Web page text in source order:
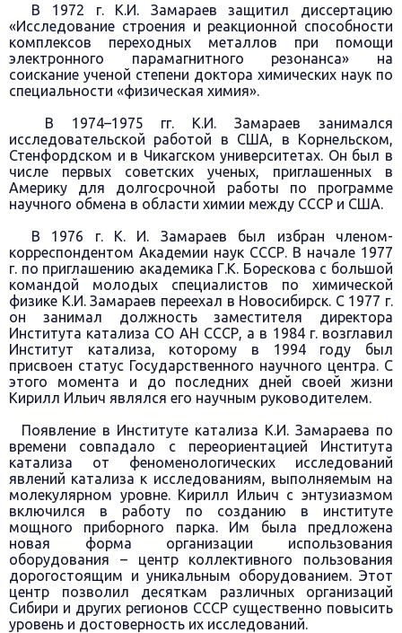
В 1972 г. К.И. Замараев защитил диссертацию
«Исследование строения и реакционной способности
комплексов переходных металлов при помощи
электронного парамагнитного резонанса» на
соискание ученой степени доктора химических наук по
специальности «физическая химия».
В 1974–1975 гг. К.И. Замараев занимался
исследовательской работой в США, в Корнельском,
Стенфордском и в Чикагском университетах. Он был в
числе первых советских ученых, приглашенных в
Америку для долгосрочной работы по программе
научного обмена в области химии между СССР и США.
В 1976 г. К. И. Замараев был избран членом-
корреспондентом Академии наук СССР. В начале 1977
г. по приглашению академика Г.К. Борескова с большой
командой молодых специалистов по химической
физике К.И. Замараев переехал в Новосибирск. С 1977 г.
он занимал должность заместителя директора
Института катализа СО АН СССР, а в 1984 г. возглавил
Институт катализа, которому в 1994 году был
присвоен статус Государственного научного центра. С
этого момента и до последних дней своей жизни
Кирилл Ильич являлся его научным руководителем.
Появление в Институте катализа К.И. Замараева по
времени совпадало с переориентацией Института
катализа от феноменологических исследований
явлений катализа к исследованиям, выполняемым на
молекулярном уровне. Кирилл Ильич с энтузиазмом
включился в работу по созданию в институте
мощного приборного парка. Им была предложена
новая форма организации использования
оборудования – центр коллективного пользования
дорогостоящим и уникальным оборудованием. Этот
центр позволил десяткам различных организаций
Сибири и других регионов СССР существенно повысить
уровень и достоверность их исследований.